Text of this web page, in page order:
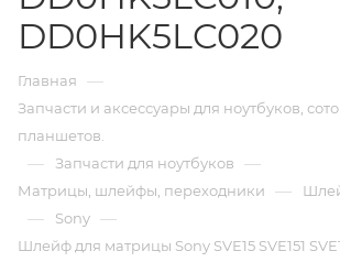
DD0HK5LC020
Главная —
Запчасти и аксессуары для ноутбуков,
планшетов.
— Запчасти для ноутбуков —
Матрицы, шлейфы, переходники —
— Sony —
Шлейф для матрицы Sony SVE15 SVE151